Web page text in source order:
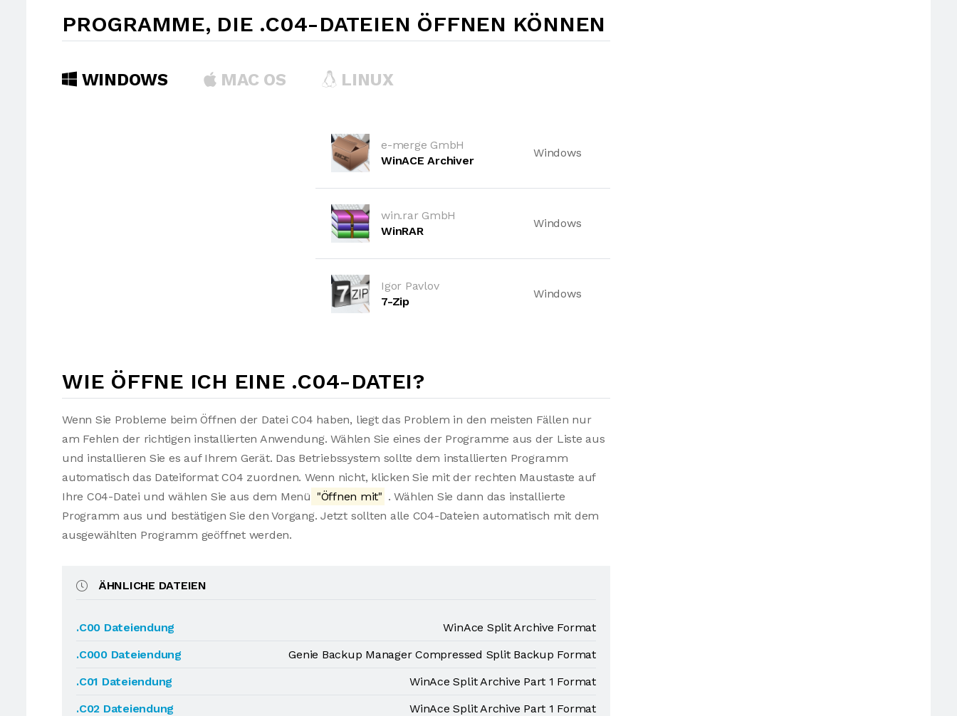
PROGRAMME, DIE .C04-DATEIEN ÖFFNEN KÖNNEN
WINDOWS MAC OS LINUX
e-merge GmbH
WinACE Archiver
Windows
win.rar GmbH
WinRAR
Windows
Igor Pavlov
7-Zip
Windows
WIE ÖFFNE ICH EINE .C04-DATEI?
Wenn Sie Probleme beim Öffnen der Datei C04 haben, liegt das Problem in den meisten Fällen nur
am Fehlen der richtigen installierten Anwendung. Wählen Sie eines der Programme aus der Liste aus
und installieren Sie es auf Ihrem Gerät. Das Betriebssystem sollte dem installierten Programm
automatisch das Dateiformat C04 zuordnen. Wenn nicht, klicken Sie mit der rechten Maustaste auf
Ihre C04-Datei und wählen Sie aus dem Menü "Öffnen mit" . Wählen Sie dann das installierte
Programm aus und bestätigen Sie den Vorgang. Jetzt sollten alle C04-Dateien automatisch mit dem
ausgewählten Programm geöffnet werden.
ÄHNLICHE DATEIEN
.C00 Dateiendung
WinAce Split Archive Format
.C000 Dateiendung
Genie Backup Manager Compressed Split Backup Format
.C01 Dateiendung
WinAce Split Archive Part 1 Format
.C02 Dateiendung
WinAce Split Archive Part 1 Format